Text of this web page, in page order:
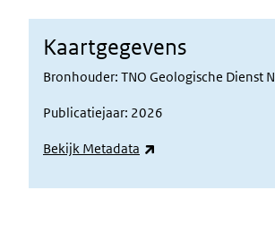
Kaartgegevens
Bronhouder: TNO Geologische Dienst
Publicatiejaar: 2026
Bekijk Metadata